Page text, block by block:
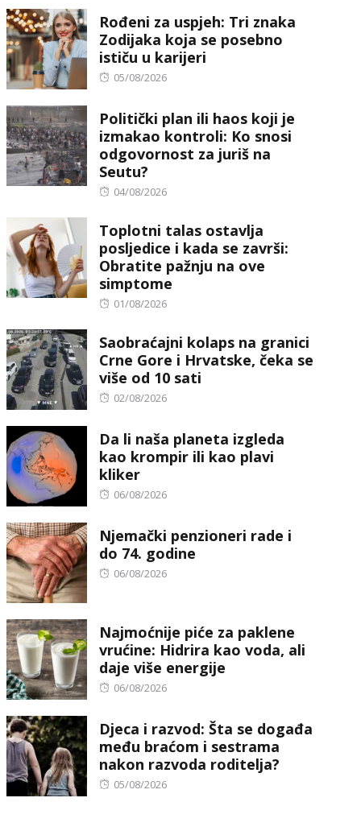
Rođeni za uspjeh: Tri znaka
Zodijaka koja se posebno
ističu u karijeri
Posted
05/08/2026
Politički plan ili haos koji je
izmakao kontroli: Ko snosi
odgovornost za juriš na
Seutu?
Posted
04/08/2026
Toplotni talas ostavlja
posljedice i kada se završi:
Obratite pažnju na ove
simptome
Posted
01/08/2026
Saobraćajni kolaps na granici
Crne Gore i Hrvatske, čeka se
više od 10 sati
Posted
02/08/2026
Da li naša planeta izgleda
kao krompir ili kao plavi
kliker
Posted
06/08/2026
Njemački penzioneri rade i
do 74. godine
Posted
06/08/2026
Najmoćnije piće za paklene
vrućine: Hidrira kao voda, ali
daje više energije
Posted
06/08/2026
Djeca i razvod: Šta se događa
među braćom i sestrama
nakon razvoda roditelja?
Posted
05/08/2026